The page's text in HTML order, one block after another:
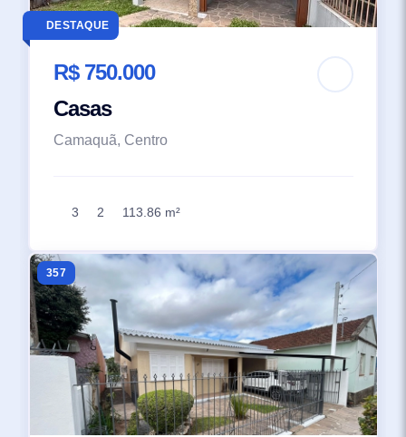
DESTAQUE
R$ 750.000
Casas
Camaquã, Centro
3 2 113.86 m²
357